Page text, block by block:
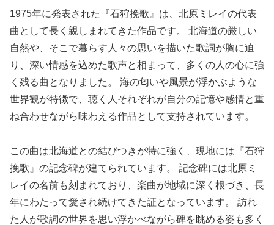
1975年に発表された『石狩挽歌』は、北原ミレイの代表
曲として長く親しまれてきた作品です。 北海道の厳しい
自然や、そこで暮らす人々の思いを描いた歌詞が胸に迫
り、深い情感を込めた歌声と相まって、多くの人の心に強
く残る曲となりました。 海の匂いや風景が浮かぶような
世界観が特徴で、聴く人それぞれが自分の記憶や感情と重
ね合わせながら味わえる作品として支持されています。
この曲は北海道との結びつきが特に強く、現地には『石狩
挽歌』の記念碑が建てられています。 記念碑には北原ミ
レイの名前も刻まれており、楽曲が地域に深く根づき、長
年にわたって愛され続けてきた証となっています。 訪れ
た人が歌詞の世界を思い浮かべながら碑を眺める姿も多く